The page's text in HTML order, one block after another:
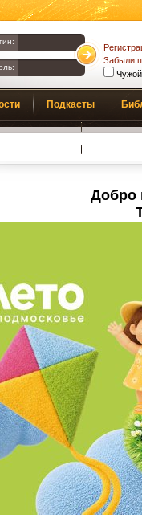
Забыли
Подкасты
Добро